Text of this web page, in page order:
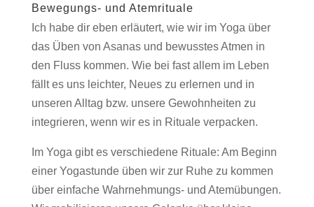
Bewegungs- und Atemrituale
Ich habe dir eben erläutert, wie wir im Yoga über
das Üben von Asanas und bewusstes Atmen in
den Fluss kommen. Wie bei fast allem im Leben
fällt es uns leichter, Neues zu erlernen und in
unseren Alltag bzw. unsere Gewohnheiten zu
integrieren, wenn wir es in Rituale verpacken.
Im Yoga gibt es verschiedene Rituale: Am Beginn
einer Yogastunde üben wir zur Ruhe zu kommen
über einfache Wahrnehmungs- und Atemübungen.